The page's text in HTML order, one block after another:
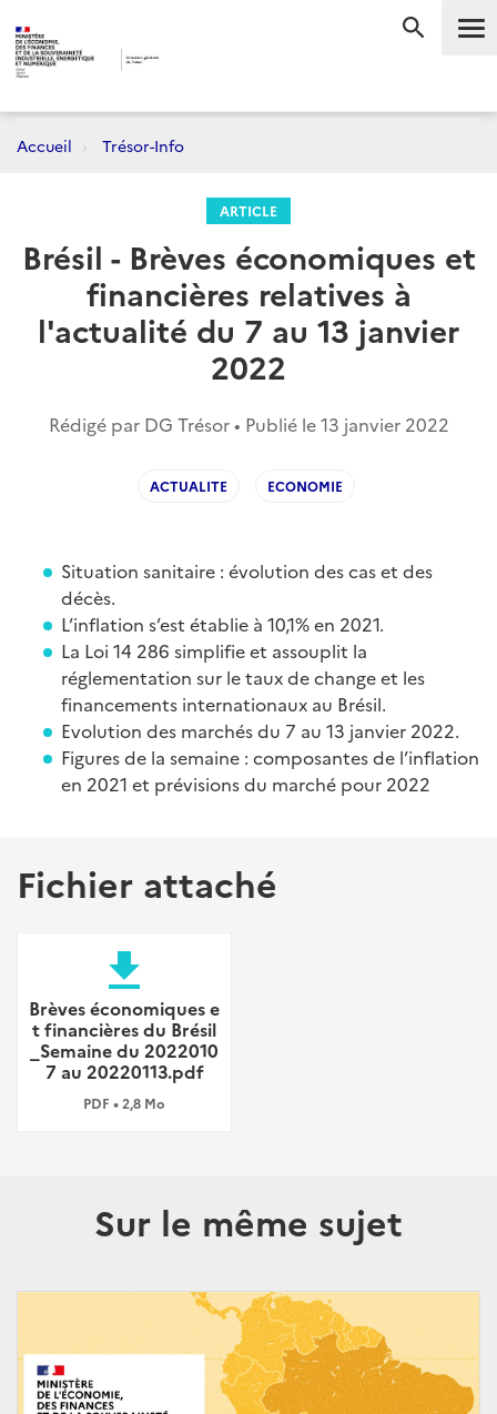
Accueil Trésor-Info
ARTICLE
Brésil - Brèves économiques et
financières relatives à
l'actualité du 7 au 13 janvier
2022
Rédigé par DG Trésor • Publié le13 janvier 2022
ACTUALITE ECONOMIE
Situation sanitaire : évolution des cas et des
décès.
L’inflation s’est établie à 10,1% en 2021.
La Loi 14 286 simplifie et assouplit la
réglementation sur le taux de change et les
financements internationaux au Brésil.
Evolution des marchés du 7 au 13 janvier 2022.
Figures de la semaine : composantes de l’inflation
en 2021 et prévisions du marché pour 2022
Fichier attaché
file_download
Brèves économiques e
t financières du Brésil
_Semaine du 2022010
7 au 20220113.pdf
PDF • 2,8 Mo
Sur le même sujet